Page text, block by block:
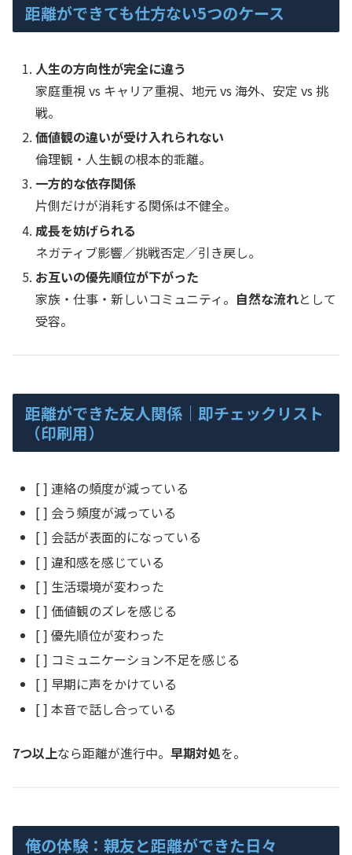
距離ができても仕方ない5つのケース
人生の方向性が完全に違う
家庭重視 vs キャリア重視、地元 vs 海外、安定 vs 挑
戦。
価値観の違いが受け入れられない
倫理観・人生観の根本的乖離。
一方的な依存関係
片側だけが消耗する関係は不健全。
成長を妨げられる
ネガティブ影響／挑戦否定／引き戻し。
お互いの優先順位が下がった
家族・仕事・新しいコミュニティ。 自然な流れとして
受容。
距離ができた友人関係｜即チェックリスト
（印刷用）
[ ] 連絡の頻度が減っている
[ ] 会う頻度が減っている
[ ] 会話が表面的になっている
[ ] 違和感を感じている
[ ] 生活環境が変わった
[ ] 価値観のズレを感じる
[ ] 優先順位が変わった
[ ] コミュニケーション不足を感じる
[ ] 早期に声をかけている
[ ] 本音で話し合っている
7つ以上なら距離が進行中。 早期対処を。
俺の体験：親友と距離ができた日々